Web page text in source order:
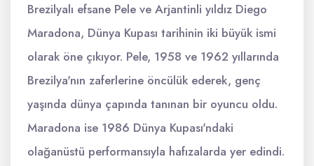
Brezilyalı efsane Pele ve Arjantinli yıldız Diego
Maradona, Dünya Kupası tarihinin iki büyük ismi
olarak öne çıkıyor. Pele, 1958 ve 1962 yıllarında
Brezilya'nın zaferlerine öncülük ederek, genç
yaşında dünya çapında tanınan bir oyuncu oldu.
Maradona ise 1986 Dünya Kupası'ndaki
olağanüstü performansıyla hafızalarda yer edindi.